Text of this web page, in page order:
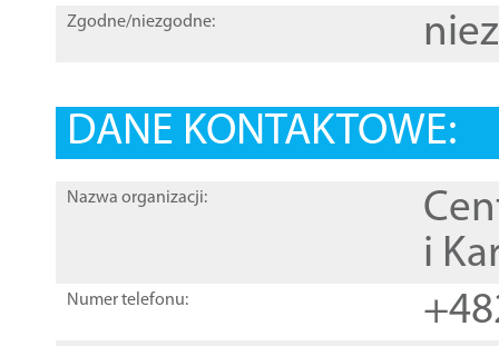
Zgodne/niezgodne:
DANE KONTAKTOWE:
Nazwa organizacji:
i
Numer telefonu: